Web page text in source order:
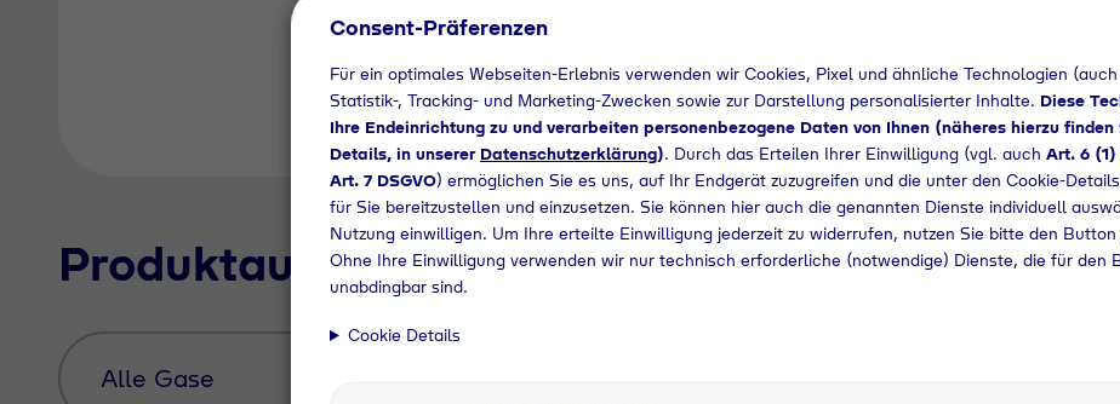
unserem Vertriebspartner.
+49 536182800
Produktauswahl
Consent-Präferenzen
Für ein optimales Webseiten-Erlebnis verwenden wir Cookies, Pixel und ähnliche Technologien
Statistik-, Tracking- und Marketing-Zwecken sowie zur Darstellung personalisierter Inhalte. Diese
Ihre Endeinrichtung zu und verarbeiten personenbezogene Daten von Ihnen (näheres hierzu
Details, in unserer Datenschutzerklärung). Durch das Erteilen Ihrer Einwilligung (vgl. auch Art. 6 (1)
Art. 7 DSGVO) ermöglichen Sie es uns, auf Ihr Endgerät zuzugreifen und die unter den Cookie-
für Sie bereitzustellen und einzusetzen. Sie können hier auch die genannten Dienste individuell
Nutzung einwilligen. Um Ihre erteilte Einwilligung jederzeit zu widerrufen, nutzen Sie bitte den Button
Ohne Ihre Einwilligung verwenden wir nur technisch erforderliche (notwendige) Dienste, die für den
unabdingbar sind.
Cookie Details